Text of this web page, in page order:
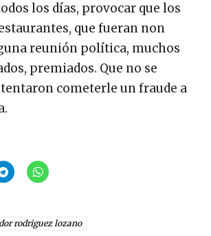
los días, provocar que los
que fueran non
reunión política, muchos
premiados. Que no se
cometerle un fraude a
rodriguez lozano